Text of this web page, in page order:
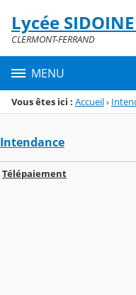
Menu de la rubrique
Contenu
Lycée
CLERMONT-FERRAND
MENU
Vous êtes ici : Accueil›
Intendance
Télépaiement